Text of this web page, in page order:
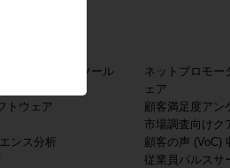
ンケート作成ツール
トウェア
ンス分析
ネットプロモー
ェア
顧客満足度アン
市場調査向けク
顧客の声 (VoC)
従業員パルスサ